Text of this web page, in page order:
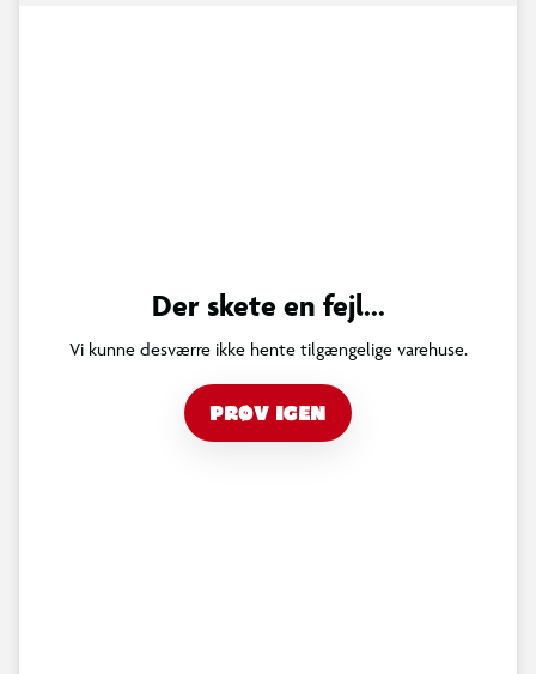
Der skete en fejl...
Vi kunne desværre ikke hente tilgængelige varehuse.
PRØV IGEN